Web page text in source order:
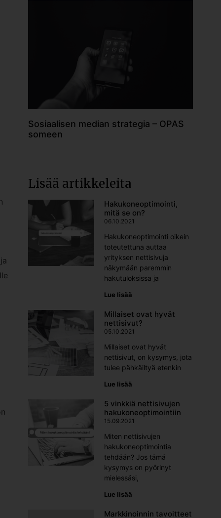
Sosiaalisen median strategia – OPAS
someen
Lisää artikkeleita
Hakukoneoptimointi,
mitä se on?
06.10.2021
Hakukoneoptimointi oikein
toteutettuna auttaa
yrityksen nettisivuja
näkymään paremmin
hakutuloksissa ja
Lue lisää
Millaiset ovat hyvät
nettisivut?
05.10.2021
Millaiset ovat hyvät
nettisivut, on kysymys, jota
tulee pähkäiltyä etenkin
Lue lisää
5 vinkkiä nettisivujen
hakukoneoptimointiin
15.09.2021
Miten nettisivujen
hakukoneoptimointia
tehdään? Jos tämä
kysymys on pyörinyt
mielessäsi,
Lue lisää
Markkinoinnin tavoitteet